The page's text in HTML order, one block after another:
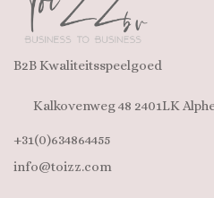
B2B Kwaliteitsspeelgoed
Kalkovenweg 48 2401LK
+31(0)634864455
info@toizz.com